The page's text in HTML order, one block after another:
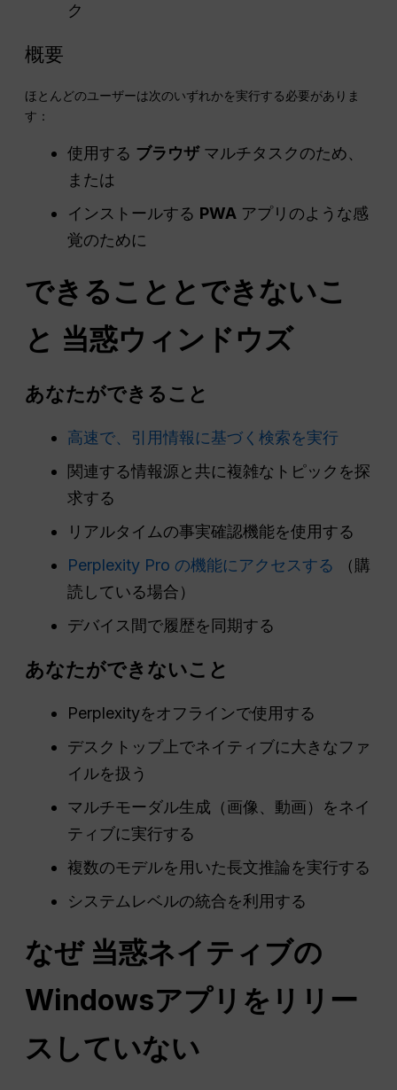
ク
概要
ほとんどのユーザーは次のいずれかを実行する必要がありま
す：
使用する ブラウザマルチタスクのため、
または
インストールする PWA アプリのような感
覚のために
できることとできないこ
と 当惑ウィンドウズ
あなたができること
高速で、引用情報に基づく検索を実行
関連する情報源と共に複雑なトピックを探
求する
リアルタイムの事実確認機能を使用する
Perplexity Pro の機能にアクセスする
（購
読している場合）
デバイス間で履歴を同期する
あなたができないこと
Perplexityをオフラインで使用する
デスクトップ上でネイティブに大きなファ
イルを扱う
マルチモーダル生成（画像、動画）をネイ
ティブに実行する
複数のモデルを用いた長文推論を実行する
システムレベルの統合を利用する
なぜ 当惑ネイティブの
Windowsアプリをリリー
スしていない